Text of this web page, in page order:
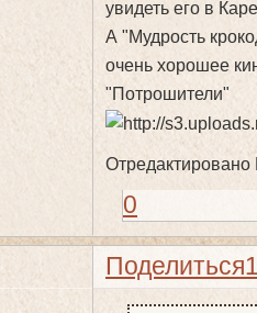
увидеть его в
А "Мудрость
очень хорошее
"Потрошители"
Отредактировано
0
Поделиться